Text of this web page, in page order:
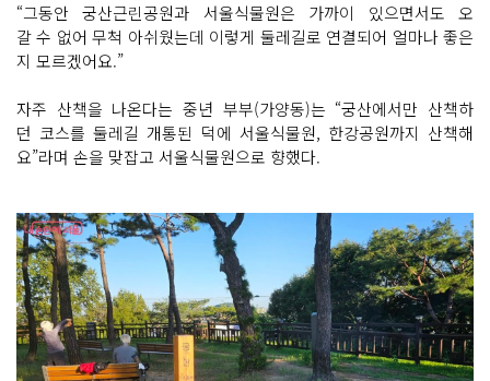
“그동안 궁산근린공원과 서울식물원은 가까이 있으면서도 오
갈 수 없어 무척 아쉬웠는데 이렇게 둘레길로 연결되어 얼마나 좋은
지 모르겠어요.”
자주 산책을 나온다는 중년 부부(가양동)는 “궁산에서만 산책하
던 코스를 둘레길 개통된 덕에 서울식물원, 한강공원까지 산책해
요”라며 손을 맞잡고 서울식물원으로 향했다.